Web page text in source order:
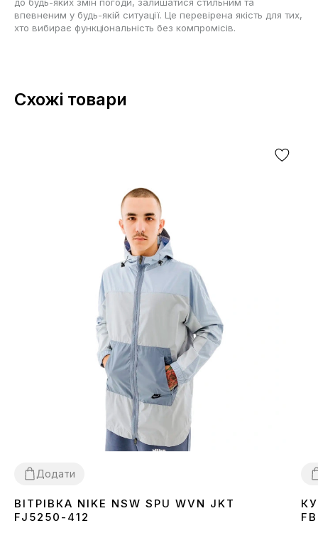
до будь-яких змін погоди, залишатися стильним та
впевненим у будь-якій ситуації. Це перевірена якість для тих,
хто вибирає функціональність без компромісів.
Схожі товари
Додати
XL
ВІТРІВКА NIKE NSW SPU WVN JKT
FJ5250-412